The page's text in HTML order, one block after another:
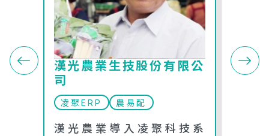
漢光農業生技股份有限公
司
凌聚ERP 農易配
漢光農業導入凌聚科技系
瓊